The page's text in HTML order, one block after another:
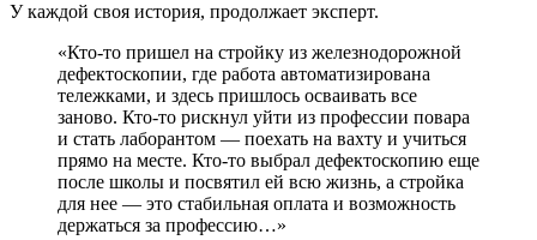
У каждой своя история, продолжает эксперт.
«Кто-то пришел на стройку из железнодорожной
дефектоскопии, где работа автоматизирована
тележками, и здесь пришлось осваивать все
заново. Кто-то рискнул уйти из профессии повара
и стать лаборантом — поехать на вахту и учиться
прямо на месте. Кто-то выбрал дефектоскопию еще
после школы и посвятил ей всю жизнь, а стройка
для нее — это стабильная оплата и возможность
держаться за профессию…»